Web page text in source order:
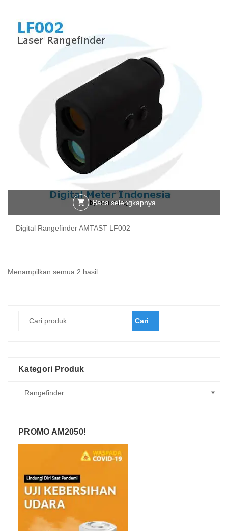
Baca selengkapnya
Digital Rangefinder AMTAST LF002
Menampilkan semua 2 hasilDiurutkan
Cari
Kategori Produk
PROMO AM2050!